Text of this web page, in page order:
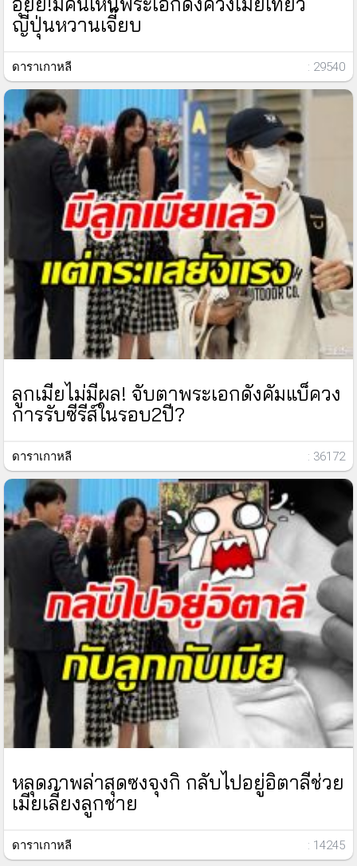
ญี่ปุ่นหวานเจี๊ยบ
ดาราเกาหลี : 29540
ลูกเมียไม่มีผล! จับตาพระเอกดังคัมแบ็ควง
การรับซีรีส์ในรอบ2ปี?
ดาราเกาหลี : 36172
หลุดภาพล่าสุดซงจุงกิ กลับไปอยู่อิตาลีช่วย
เมียเลี้ยงลูกชาย
ดาราเกาหลี : 14245